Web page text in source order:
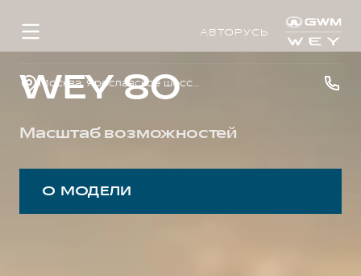
АВТОРУСЬ
Москва, Ярославское шоссе, вл. 2 В, стр. 3 (95-й км МКАД)
WEY 80
Масштаб возможностей
О МОДЕЛИ